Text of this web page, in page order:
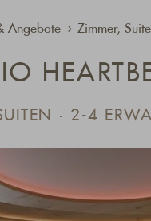
Angebote Zimmer,
· 2-4